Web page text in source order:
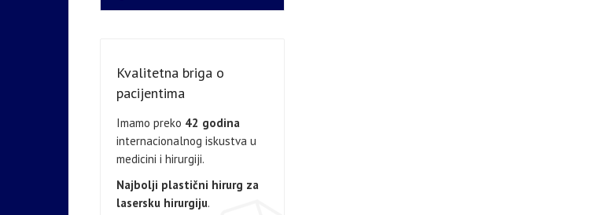
Kvalitetna briga o
pacijentima
Imamo preko 42 godina
internacionalnog iskustva u
medicini i hirurgiji.
Najbolji plastični hirurg za
lasersku hirurgiju.